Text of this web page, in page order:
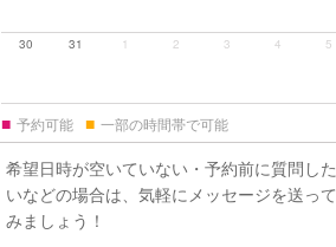
30 31 1 2 3 4 5
■ 予約可能 ■ 一部の時間帯で可能
希望日時が空いていない・予約前に質問した
いなどの場合は、気軽にメッセージを送って
みましょう！